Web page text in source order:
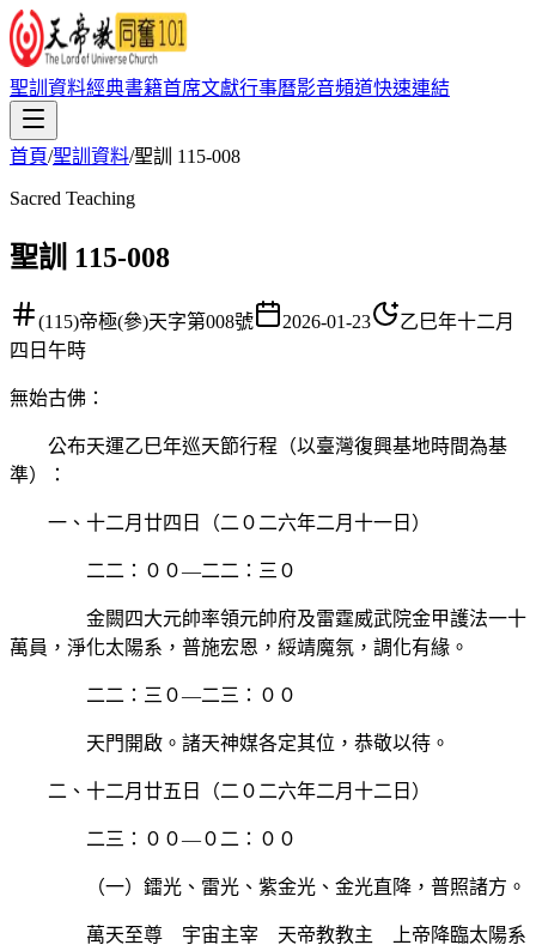
聖訓資料經典書籍首席文獻行事曆影音頻道快速連結
首頁/聖訓資料/聖訓 115-008
Sacred Teaching
聖訓 115-008
(115)帝極(參)天字第008號 2026-01-23
乙巳年十二月
四日午時
無始古佛 ：
公布天運乙巳年巡天節行程（以臺灣復興基地時間為基
準）：
一、十二月廿四日（二０二六年二月十一日）
二二：００—二二：三０
金闕四大元帥率領元帥府及雷霆威武院金甲護法一十
萬員，淨化太陽系，普施宏恩，綏靖魔氛，調化有緣。
二二：三０—二三：００
天門開啟。諸天神媒各定其位，恭敬以待。
二、十二月廿五日（二０二六年二月十二日）
二三：００—０二：００
（一）鐳光、雷光、紫金光、金光直降，普照諸方。
萬天至尊 宇宙主宰 天帝教教主 上帝降臨太陽系